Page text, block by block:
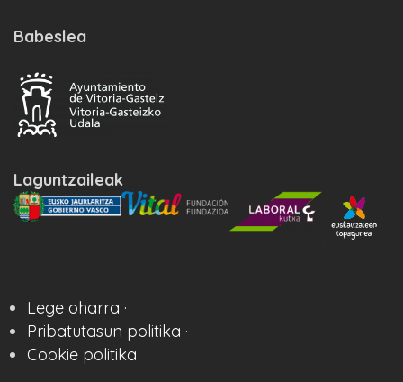
Babeslea
Laguntzaileak
Lege oharra ·
Pribatutasun politika ·
Cookie politika